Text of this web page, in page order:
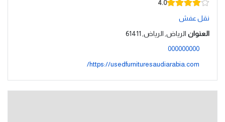
4.0
نقل عفش
العنوان الرياض, الرياض, 61411
000000000
https://usedfurnituresaudiarabia.com/